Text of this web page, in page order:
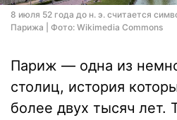
8 июля 52 года до н. э. считается
Парижа | Фото: Wikimedia Commons
Париж — одна из
столиц, история
более двух тысяч лет.